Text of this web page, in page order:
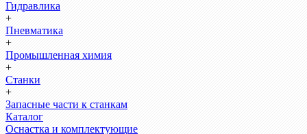
Гидравлика
+
Пневматика
+
Промышленная химия
+
Станки
+
Запасные части к станкам
Каталог
Оснастка и комплектующие